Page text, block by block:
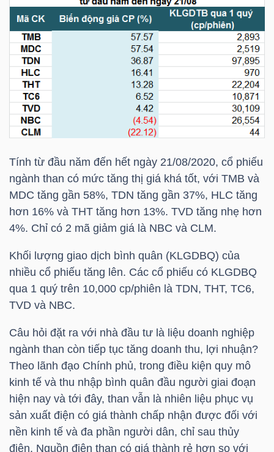
Tính từ đầu năm đến hết ngày 21/08/2020, cổ phiếu
ngành than có mức tăng thị giá khá tốt, với TMB và
MDC tăng gần 58%, TDN tăng gần 37%, HLC tăng
hơn 16% và THT tăng hơn 13%. TVD tăng nhẹ hơn
4%. Chỉ có 2 mã giảm giá là NBC và CLM.
Khối lượng giao dịch bình quân (KLGDBQ) của
nhiều cổ phiếu tăng lên. Các cổ phiếu có KLGDBQ
qua 1 quý trên 10,000 cp/phiên là TDN, THT, TC6,
TVD và NBC.
Câu hỏi đặt ra với nhà đầu tư là liệu doanh nghiệp
ngành than còn tiếp tục tăng doanh thu, lợi nhuận?
Theo lãnh đạo Chính phủ, trong điều kiện quy mô
kinh tế và thu nhập bình quân đầu người giai đoạn
hiện nay và tới đây, than vẫn là nhiên liệu phục vụ
sản xuất điện có giá thành chấp nhận được đối với
nền kinh tế và đa phần người dân, chỉ sau thủy
điện. Nguồn điện than có giá thành rẻ hơn so với
SECTOR
NĂNG
LƯỢNG
LIỆU
CÔNG
TIÊU
DÙNG